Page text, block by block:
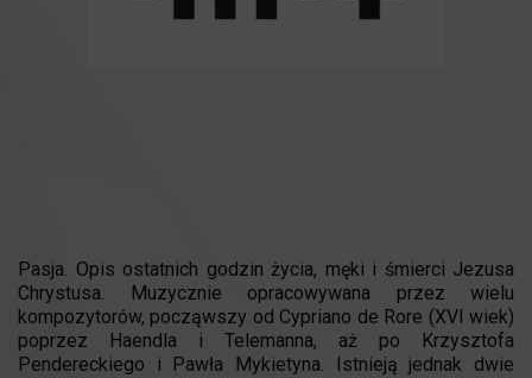
Pasja. Opis ostatnich godzin życia, męki i śmierci Jezusa
Chrystusa. Muzycznie opracowywana przez wielu
kompozytorów, począwszy od Cypriano de Rore (XVI wiek)
poprzez Haendla i Telemanna, aż po Krzysztofa
Pendereckiego i Pawła Mykietyna. Istnieją jednak dwie